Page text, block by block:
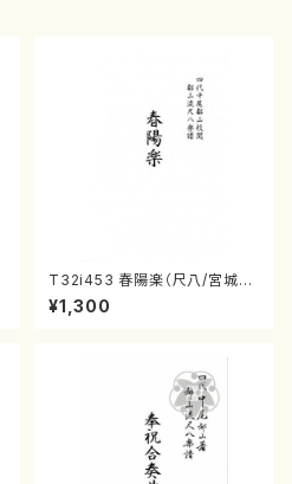
T32i453 春陽楽（尺八/宮城道
雄/楽譜）都山流公刊楽譜曲番:2
160
¥1,300